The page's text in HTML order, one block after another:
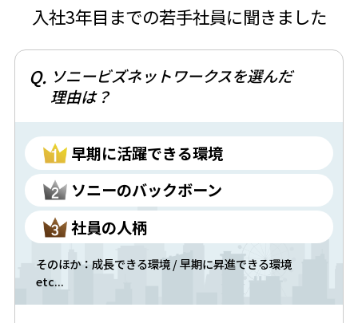
入社3年目までの若手社員に聞きました
Q. ソニービズネットワークスを選んだ
理由は？
早期に活躍できる環境
ソニーのバックボーン
社員の人柄
そのほか：成長できる環境 / 早期に昇進できる環境
etc...